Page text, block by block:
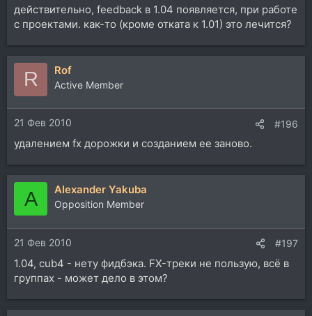
действительно, feedback в 1.04 появляется, при работе
с проектами. как-то (кроме отката к 1.01) это лечится?
R Rof
Active Member
21 Фев 2010 #196
удалением fx дорожки и созданием ее заново.
A Alexander Yakuba
Opposition Member
21 Фев 2010 #197
1.04, cub4 - нету фидбэка. FX-треки не пользую, всё в
группах - может дело в этом?